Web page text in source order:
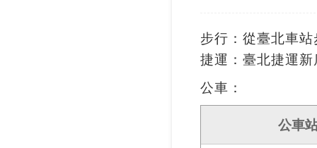
步行：從臺北車
捷運：臺北捷運
公車：
公車